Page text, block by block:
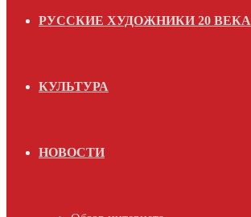
РУССКИЕ ХУДОЖНИКИ 20 ВЕКА
КУЛЬТУРА
НОВОСТИ